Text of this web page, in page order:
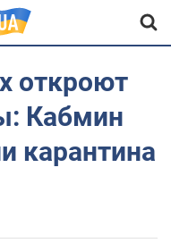
откроют
Кабмин
карантина